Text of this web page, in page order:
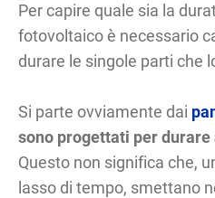
Per capire quale sia la
fotovoltaico è necessario
durare le singole parti che
Si parte ovviamente dai
sono progettati per durare
Questo non significa che,
lasso di tempo, smettano